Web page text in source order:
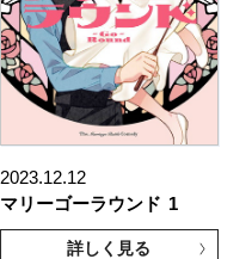
2023.12.12
マリーゴーラウンド 1
詳しく見る